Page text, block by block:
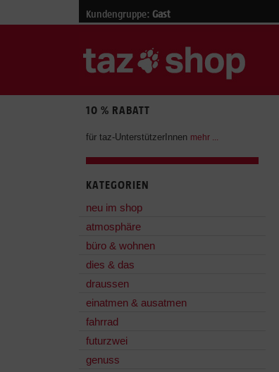
Kundengruppe: Gast
10 % RABATT
für taz-UnterstützerInnen mehr ...
KATEGORIEN
neu im shop
atmosphäre
büro & wohnen
dies & das
draussen
einatmen & ausatmen
fahrrad
futurzwei
genuss